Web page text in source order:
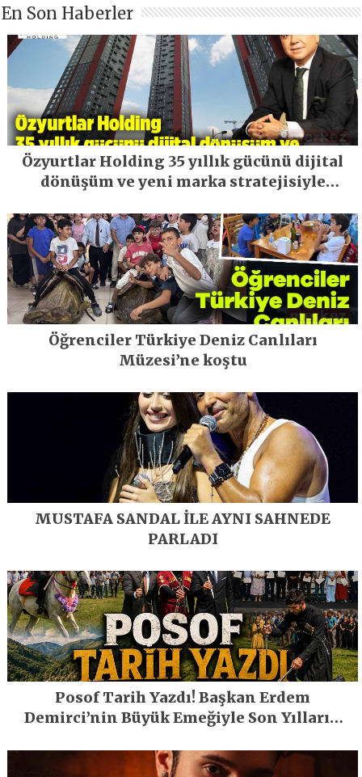
En Son Haberler
Özyurtlar Holding 35 yıllık gücünü dijital
dönüşüm ve yeni marka stratejisiyle
Öğrenciler Türkiye Deniz Canlıları
Müzesi’ne koştu
MUSTAFA SANDAL İLE AYNI SAHNEDE
PARLADI
Posof Tarih Yazdı! Başkan Erdem
Demirci’nin Büyük Emeğiyle Son Yılların